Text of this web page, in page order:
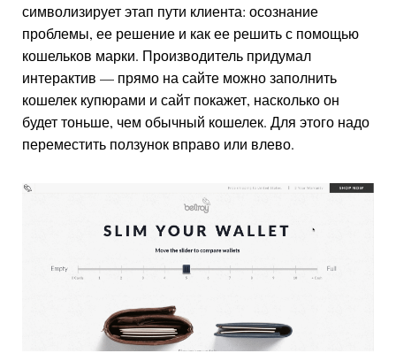
символизирует этап пути клиента: осознание
проблемы, ее решение и как ее решить с помощью
кошельков марки. Производитель придумал
интерактив — прямо на сайте можно заполнить
кошелек купюрами и сайт покажет, насколько он
будет тоньше, чем обычный кошелек. Для этого надо
переместить ползунок вправо или влево.